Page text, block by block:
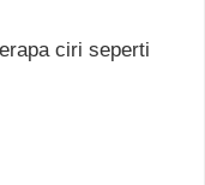
ciri seperti